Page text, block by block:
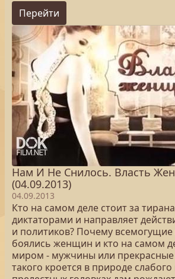
Перейти
Нам И Не Снилось. Власть
(04.09.2013)
04.09.2013
Кто на самом деле стоит за
диктаторами и направляет
и политиков? Почему
боялись женщин и кто на самом
миром - мужчины или
такого кроется в природе